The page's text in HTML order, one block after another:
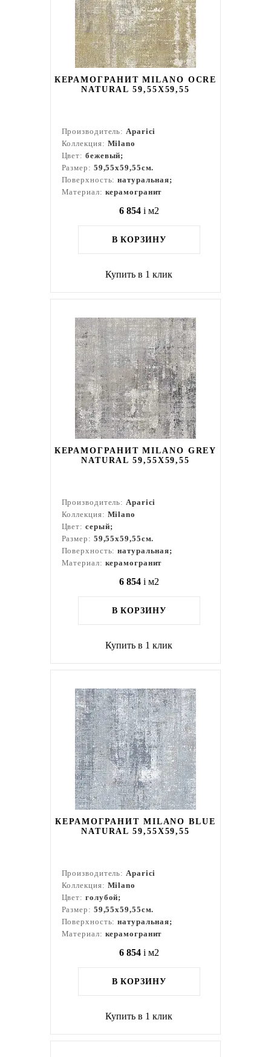
КЕРАМОГРАНИТ MILANO OCRE
NATURAL 59,55X59,55
Производитель:Aparici
Коллекция: Milano
Цвет: бежевый;
Размер: 59,55x59,55см.
Поверхность:натуральная;
Материал: керамогранит
6 854 i м2
В КОРЗИНУ
Купить в 1 клик
КЕРАМОГРАНИТ MILANO GREY
NATURAL 59,55X59,55
Производитель:Aparici
Коллекция: Milano
Цвет: серый;
Размер: 59,55x59,55см.
Поверхность:натуральная;
Материал: керамогранит
6 854 i м2
В КОРЗИНУ
Купить в 1 клик
КЕРАМОГРАНИТ MILANO BLUE
NATURAL 59,55X59,55
Производитель:Aparici
Коллекция: Milano
Цвет: голубой;
Размер: 59,55x59,55см.
Поверхность:натуральная;
Материал: керамогранит
6 854 i м2
В КОРЗИНУ
Купить в 1 клик